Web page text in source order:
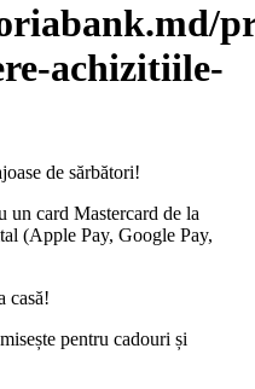
achizitiile-
de sărbători!
un card Mastercard de la
(Apple Pay, Google Pay,
casă!
pentru cadouri și